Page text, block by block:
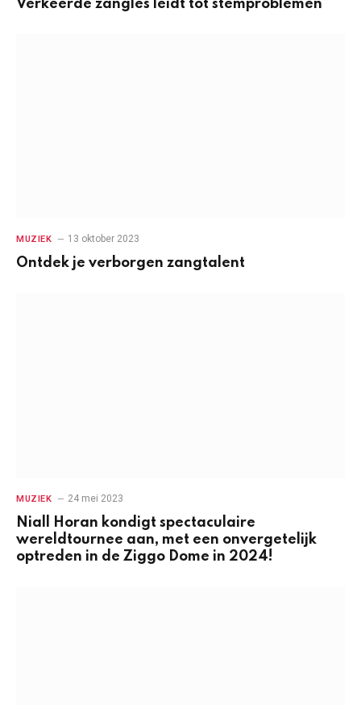
Verkeerde zangles leidt tot stemproblemen
MUZIEK 13 oktober 2023
Ontdek je verborgen zangtalent
MUZIEK 24 mei 2023
Niall Horan kondigt spectaculaire
wereldtournee aan, met een onvergetelijk
optreden in de Ziggo Dome in 2024!